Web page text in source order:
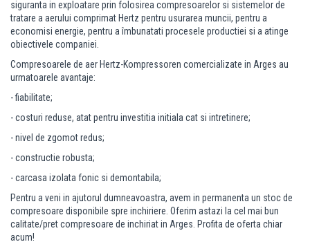
siguranta in exploatare prin folosirea compresoarelor si sistemelor de
tratare a aerului comprimat Hertz pentru usurarea muncii, pentru a
economisi energie, pentru a îmbunatati procesele productiei si a atinge
obiectivele companiei.
Compresoarele de aer Hertz-Kompressoren comercializate in Arges au
urmatoarele avantaje:
- fiabilitate;
- costuri reduse, atat pentru investitia initiala cat si intretinere;
- nivel de zgomot redus;
- constructie robusta;
- carcasa izolata fonic si demontabila;
Pentru a veni in ajutorul dumneavoastra, avem in permanenta un stoc de
compresoare disponibile spre inchiriere. Oferim astazi la cel mai bun
calitate/pret compresoare de inchiriat in Arges. Profita de oferta chiar
acum!